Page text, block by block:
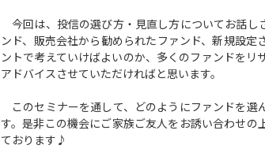
今回は、投信の選び方・見直し方についてお話し
ンド、販売会社から勧められたファンド、新規設
ントで考えていけばよいのか、多くのファンドを
アドバイスさせていただければと思います。
このセミナーを通して、どのようにファンドを選
す。是非この機会にご家族ご友人をお誘い合わせ
ております♪